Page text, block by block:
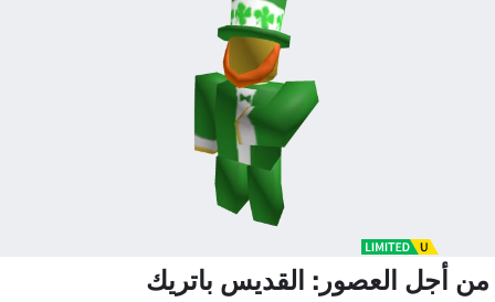
من أجل العصور: القديس باتريك